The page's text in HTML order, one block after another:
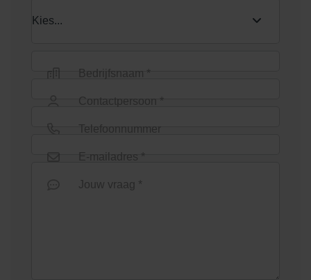
Bedrijfsnaam *
Contactpersoon *
Telefoonnummer
E-mailadres *
Jouw vraag *